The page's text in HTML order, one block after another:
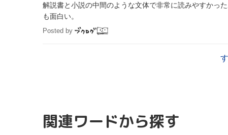
解説書と小説の中間のような文体で非常に読みやすかっ
も面白い。
Posted by
関連ワードから探す